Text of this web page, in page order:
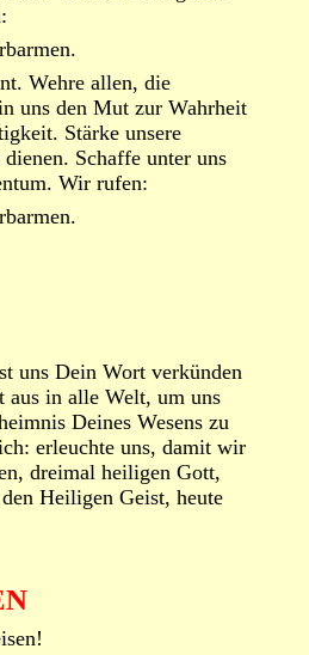
Wehre allen, die
uns den Mut zur Wahrheit
Stärke unsere
Schaffe unter uns
Wir rufen:
uns Dein Wort verkünden
aus in alle Welt, um uns
Deines Wesens zu
erleuchte uns, damit wir
dreimal heiligen Gott,
Heiligen Geist, heute